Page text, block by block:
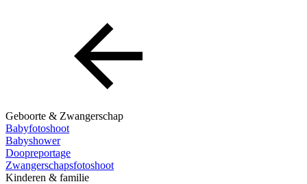
Geboorte & Zwangerschap
Babyfotoshoot
Babyshower
Doopreportage
Zwangerschapsfotoshoot
Kinderen & familie